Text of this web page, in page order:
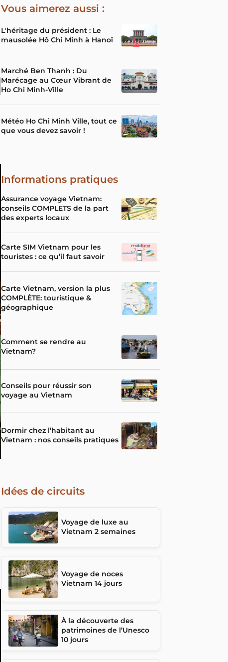
Vous aimerez aussi :
L'héritage du président : Le
mausolée Hô Chi Minh à Hanoï
Marché Ben Thanh : Du
Marécage au Cœur Vibrant de
Ho Chi Minh-Ville
Météo Ho Chi Minh Ville, tout ce
que vous devez savoir !
Informations pratiques
Assurance voyage Vietnam:
conseils COMPLETS de la part
des experts locaux
Carte SIM Vietnam pour les
touristes : ce qu’il faut savoir
Carte Vietnam, version la plus
COMPLÈTE: touristique &
géographique
Comment se rendre au
Vietnam?
Conseils pour réussir son
voyage au Vietnam
Dormir chez l’habitant au
Vietnam : nos conseils pratiques
Idées de circuits
Voyage de luxe au
Vietnam 2 semaines
Voyage de noces
Vietnam 14 jours
À la découverte des
patrimoines de l’Unesco
10 jours